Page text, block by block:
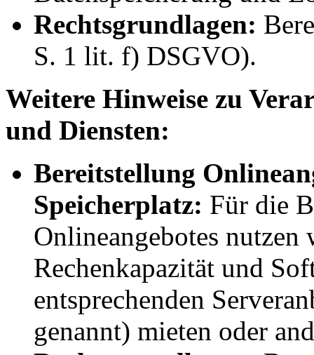
Rechtsgrundlagen:
S. 1 lit. f) DSGVO).
Weitere Hinweise zu
und Diensten:
Bereitstellung
Speicherplatz: Für die
Onlineangebotes nutzen
Rechenkapazität und
entsprechenden
genannt) mieten oder